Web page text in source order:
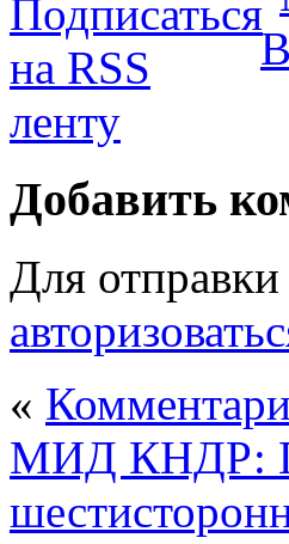
Добавить
Для
«
МИД КНДР: